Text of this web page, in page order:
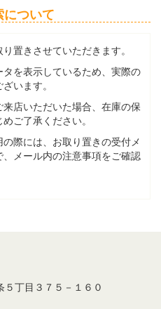
について
置きさせていただきます。
を表示しているため、実際の
います。
店いただいた場合、在庫の保
ご了承ください。
際には、お取り置きの受付メ
メール内の注意事項をご確認
丁目３７５－１６０